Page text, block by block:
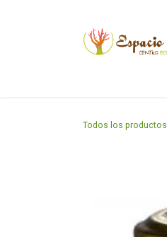
Todos los productos